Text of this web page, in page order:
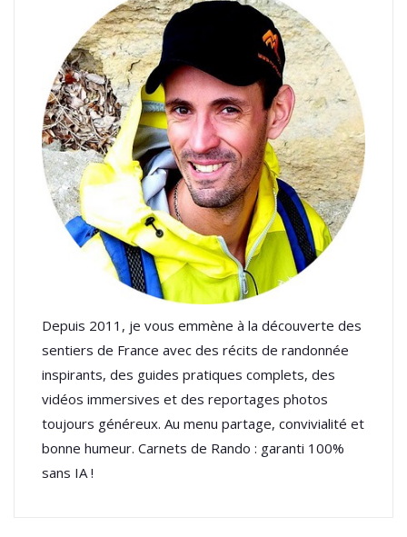
Depuis 2011, je vous emmène à la découverte des
sentiers de France avec des récits de randonnée
inspirants, des guides pratiques complets, des
vidéos immersives et des reportages photos
toujours généreux. Au menu partage, convivialité et
bonne humeur. Carnets de Rando : garanti 100%
sans IA !